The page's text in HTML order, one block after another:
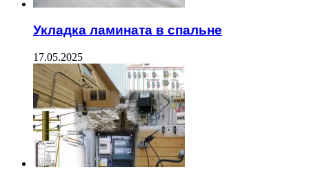
Укладка ламината в спальне
17.05.2025